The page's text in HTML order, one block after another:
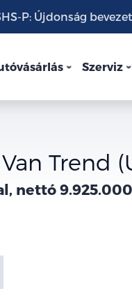
P: Újdonság
Szerviz
Trend
nettó